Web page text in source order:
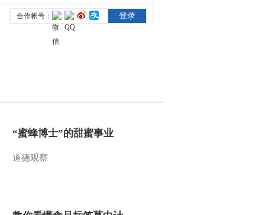
“蜜蜂博士”的甜蜜事业
道德观察